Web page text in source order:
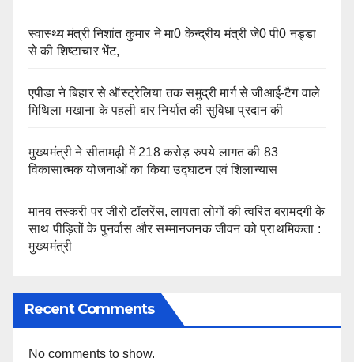
स्वास्थ्य मंत्री निशांत कुमार ने मा0 केन्द्रीय मंत्री जे0 पी0 नड्डा
से की शिष्टाचार भेंट,
एपीडा ने बिहार से ऑस्ट्रेलिया तक समुद्री मार्ग से जीआई-टैग वाले
मिथिला मखाना के पहली बार निर्यात की सुविधा प्रदान की
मुख्यमंत्री ने सीतामढ़ी में 218 करोड़ रुपये लागत की 83
विकासात्मक योजनाओं का किया उद्घाटन एवं शिलान्यास
मानव तस्करी पर जीरो टॉलरेंस, लापता लोगों की त्वरित बरामदगी के
साथ पीड़ितों के पुनर्वास और सम्मानजनक जीवन को प्राथमिकता :
मुख्यमंत्री
Recent Comments
No comments to show.